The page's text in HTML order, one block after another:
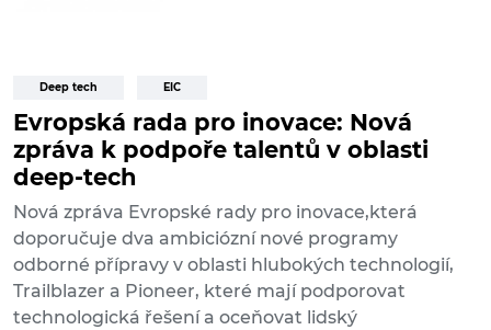
Deep tech EIC
Evropská rada pro inovace: Nová
zpráva k podpoře talentů v oblasti
deep-tech
Nová zpráva Evropské rady pro inovace,která
doporučuje dva ambiciózní nové programy
odborné přípravy v oblasti hlubokých technologií,
Trailblazer a Pioneer, které mají podporovat
technologická řešení a oceňovat lidský